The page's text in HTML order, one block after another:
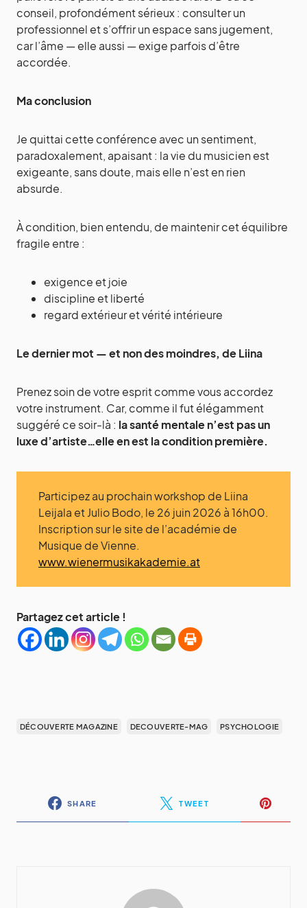
conseil, profondément sérieux : consulter un
professionnel et s’offrir un espace sans jugement,
car l’âme — elle aussi — exige parfois d’être
accordée.
Ma conclusion
Je quittai cette conférence avec un sentiment,
paradoxalement, apaisant : la vie du musicien est
exigeante, sans doute, mais elle n’est en rien
absurde.
À condition, bien entendu, de maintenir cet équilibre
fragile entre :
exigence et joie
discipline et liberté
regard extérieur et vérité intérieure
Le dernier mot — et non des moindres, de Liina
Prenez soin de votre esprit comme vous accordez
votre instrument. Car, comme il fut élégamment
suggéré ce soir-là : la santé mentale n’est pas un
luxe d’artiste…elle en est la condition première.
Participez au prochain workshop de Liina
Leijala et Julio Bodo, le 26 juin 2026 à 16h00.
Inscription sur le site de l’académie de
Musique de Vienne.
www.wienermusikakademie.at
Partagez cet article !
DÉCOUVERTE MAGAZINE DECOUVERTE-MAG PSYCHOLOGIE
SHARE TWEET